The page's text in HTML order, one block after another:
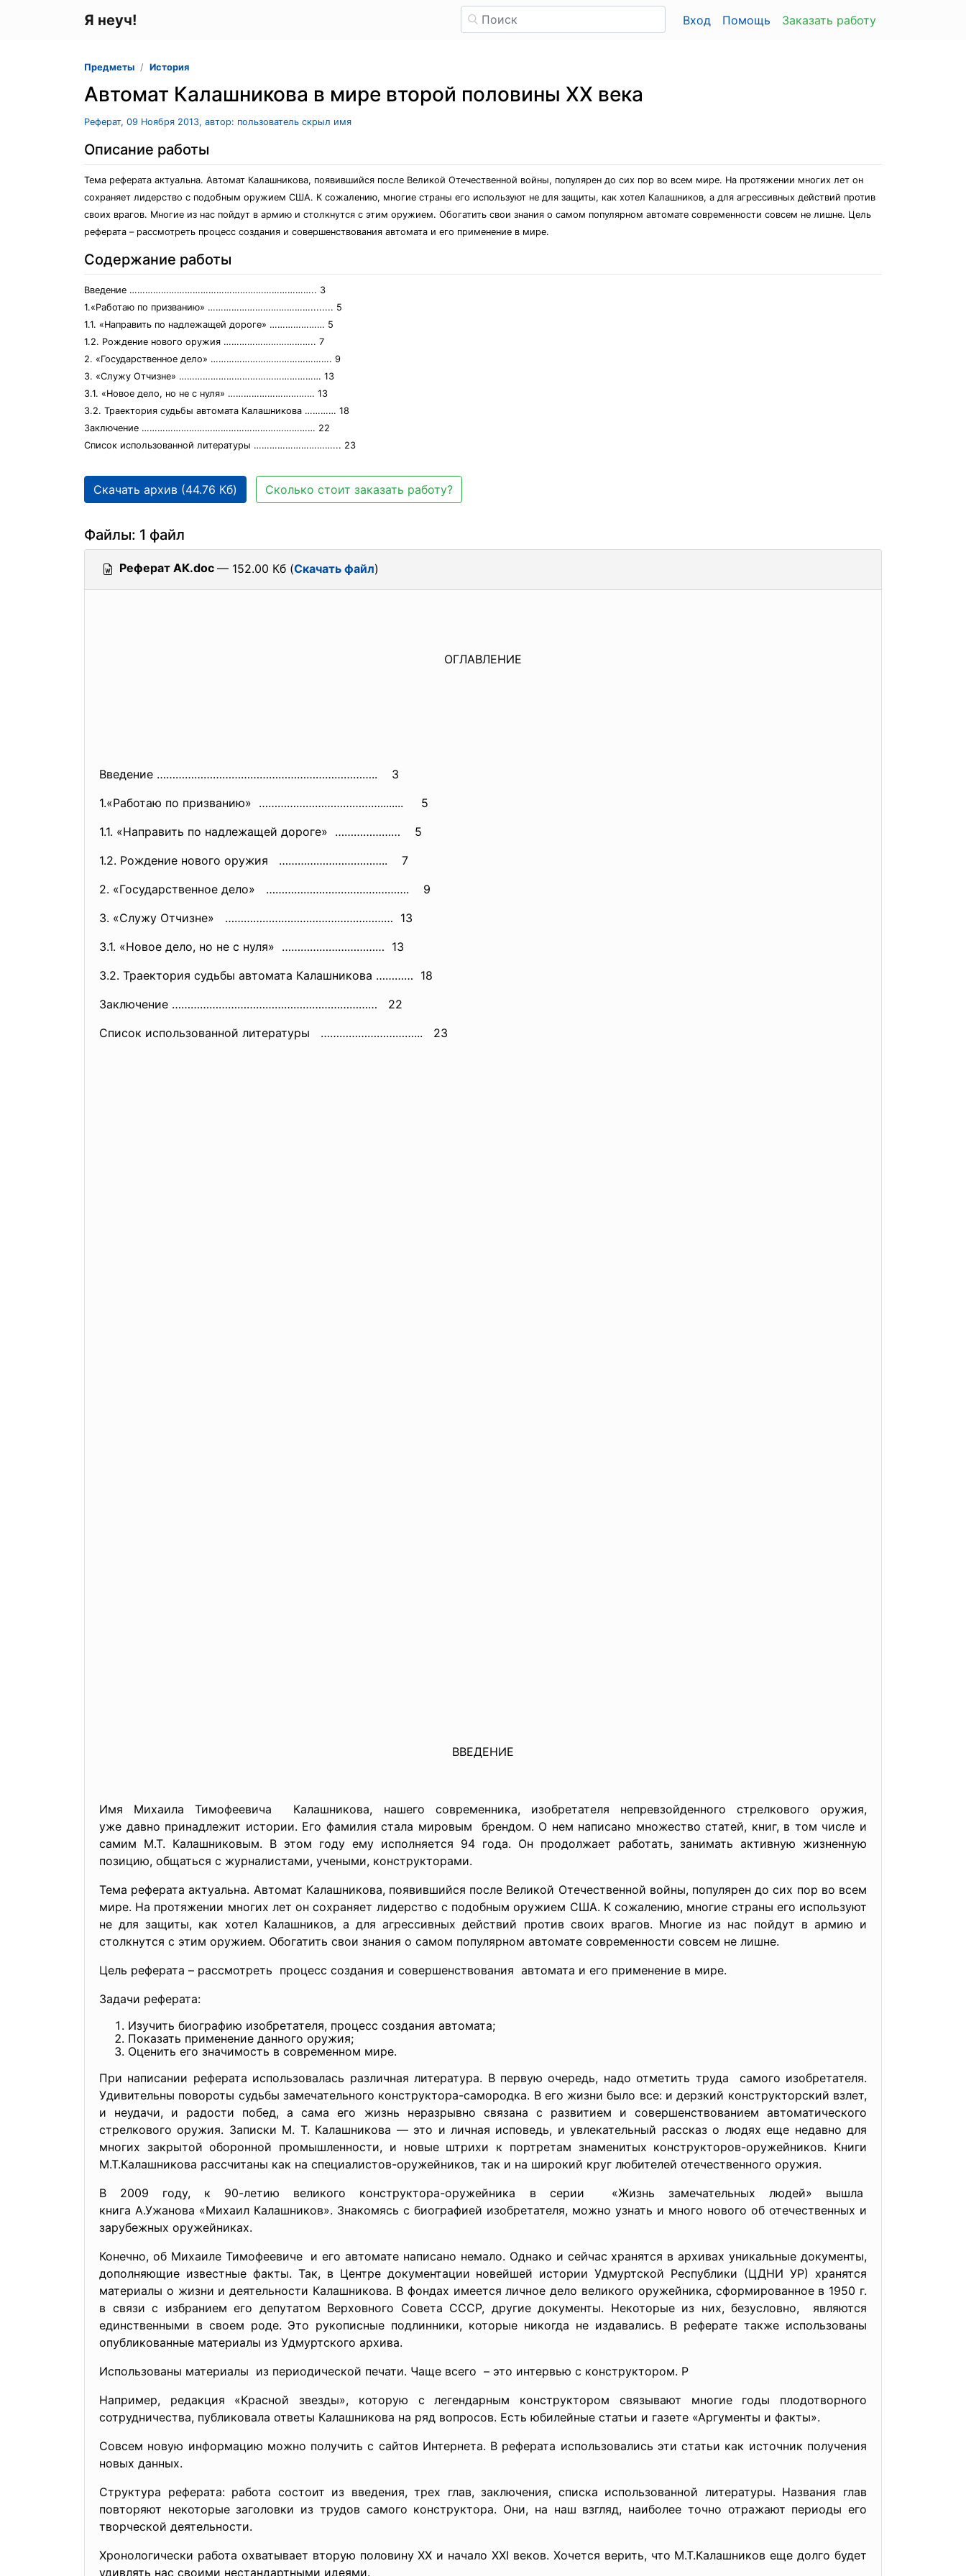
Я неуч! Вход Помощь Заказать работу
Предметы История
Автомат Калашникова в мире второй половины ХХ века
Реферат, 09 Ноября 2013, автор: пользователь скрыл имя
Описание работы
Тема реферата актуальна. Автомат Калашникова, появившийся после Великой Отечественной войны, популярен до сих пор во всем мире. На протяжении многих лет он
сохраняет лидерство с подобным оружием США. К сожалению, многие страны его используют не для защиты, как хотел Калашников, а для агрессивных действий против
своих врагов. Многие из нас пойдут в армию и столкнутся с этим оружием. Обогатить свои знания о самом популярном автомате современности совсем не лишне. Цель
реферата – рассмотреть процесс создания и совершенствования автомата и его применение в мире.
Содержание работы
Введение …………………………………………………………….. 3
1.«Работаю по призванию» …………………………………........ 5
1.1. «Направить по надлежащей дороге» ………………… 5
1.2. Рождение нового оружия …………………………….. 7
2. «Государственное дело» ………………………………………. 9
3. «Служу Отчизне» ……………………………………………… 13
3.1. «Новое дело, но не с нуля» …………………………… 13
3.2. Траектория судьбы автомата Калашникова ………… 18
Заключение ………………………………………………………… 22
Список использованной литературы …………………………... 23
Скачать архив (44.76 Кб) Сколько стоит заказать работу?
Файлы: 1 файл
Реферат АК.doc — 152.00 Кб (Скачать файл)
ОГЛАВЛЕНИЕ
Введение …………………………………………………………….. 3
1.«Работаю по призванию» …………………………………........ 5
1.1. «Направить по надлежащей дороге» ………………… 5
1.2. Рождение нового оружия …………………………….. 7
2. «Государственное дело» ………………………………………. 9
3. «Служу Отчизне» ……………………………………………… 13
3.1. «Новое дело, но не с нуля» …………………………… 13
3.2. Траектория судьбы автомата Калашникова ………… 18
Заключение ………………………………………………………… 22
Список использованной литературы …………………………... 23
ВВЕДЕНИЕ
Имя Михаила Тимофеевича Калашникова, нашего современника, изобретателя непревзойденного стрелкового оружия,
уже давно принадлежит истории. Его фамилия стала мировым брендом. О нем написано множество статей, книг, в том числе и
самим М.Т. Калашниковым. В этом году ему исполняется 94 года. Он продолжает работать, занимать активную жизненную
позицию, общаться с журналистами, учеными, конструкторами.
Тема реферата актуальна. Автомат Калашникова, появившийся после Великой Отечественной войны, популярен до сих пор во всем
мире. На протяжении многих лет он сохраняет лидерство с подобным оружием США. К сожалению, многие страны его используют
не для защиты, как хотел Калашников, а для агрессивных действий против своих врагов. Многие из нас пойдут в армию и
столкнутся с этим оружием. Обогатить свои знания о самом популярном автомате современности совсем не лишне.
Цель реферата – рассмотреть процесс создания и совершенствования автомата и его применение в мире.
Задачи реферата:
Изучить биографию изобретателя, процесс создания автомата;
Показать применение данного оружия;
Оценить его значимость в современном мире.
При написании реферата использовалась различная литература. В первую очередь, надо отметить труда самого изобретателя.
Удивительны повороты судьбы замечательного конструктора-самородка. В его жизни было все: и дерзкий конструкторский взлет,
и неудачи, и радости побед, а сама его жизнь неразрывно связана с развитием и совершенствованием автоматического
стрелкового оружия. Записки М. Т. Калашникова — это и личная исповедь, и увлекательный рассказ о людях еще недавно для
многих закрытой оборонной промышленности, и новые штрихи к портретам знаменитых конструкторов-оружейников. Книги
М.Т.Калашникова рассчитаны как на специалистов-оружейников, так и на широкий круг любителей отечественного оружия.
В 2009 году, к 90-летию великого конструктора-оружейника в серии «Жизнь замечательных людей» вышла
книга А.Ужанова «Михаил Калашников». Знакомясь с биографией изобретателя, можно узнать и много нового об отечественных и
зарубежных оружейниках.
Конечно, об Михаиле Тимофеевиче и его автомате написано немало. Однако и сейчас хранятся в архивах уникальные документы,
дополняющие известные факты. Так, в Центре документации новейшей истории Удмуртской Республики (ЦДНИ УР) хранятся
материалы о жизни и деятельности Калашникова. В фондах имеется личное дело великого оружейника, сформированное в 1950 г.
в связи с избранием его депутатом Верховного Совета СССР, другие документы. Некоторые из них, безусловно, являются
единственными в своем роде. Это рукописные подлинники, которые никогда не издавались. В реферате также использованы
опубликованные материалы из Удмуртского архива.
Использованы материалы из периодической печати. Чаще всего – это интервью с конструктором. Р
Например, редакция «Красной звезды», которую с легендарным конструктором связывают многие годы плодотворного
сотрудничества, публиковала ответы Калашникова на ряд вопросов. Есть юбилейные статьи и газете «Аргументы и факты».
Совсем новую информацию можно получить с сайтов Интернета. В реферата использовались эти статьи как источник получения
новых данных.
Структура реферата: работа состоит из введения, трех глав, заключения, списка использованной литературы. Названия глав
повторяют некоторые заголовки из трудов самого конструктора. Они, на наш взгляд, наиболее точно отражают периоды его
творческой деятельности.
Хронологически работа охватывает вторую половину XX и начало XXI веков. Хочется верить, что М.Т.Калашников еще долго будет
удивлять нас своими нестандартными идеями.